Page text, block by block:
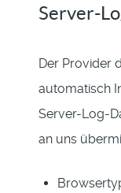
Server-
Der Provider
automatisch
Server-Log-
an uns